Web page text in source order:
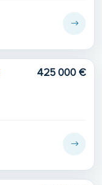
425 000 €